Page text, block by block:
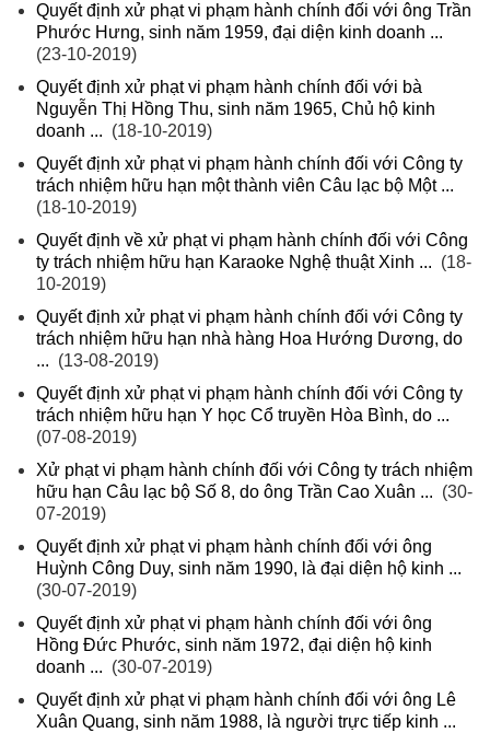
Quyết định xử phạt vi phạm hành chính đối với ông Trần
Phước Hưng, sinh năm 1959, đại diện kinh doanh ...
(23-10-2019)
Quyết định xử phạt vi phạm hành chính đối với bà
Nguyễn Thị Hồng Thu, sinh năm 1965, Chủ hộ kinh
doanh ... (18-10-2019)
Quyết định xử phạt vi phạm hành chính đối với Công ty
trách nhiệm hữu hạn một thành viên Câu lạc bộ Một ...
(18-10-2019)
Quyết định về xử phạt vi phạm hành chính đối với Công
ty trách nhiệm hữu hạn Karaoke Nghệ thuật Xinh ... (18-
10-2019)
Quyết định xử phạt vi phạm hành chính đối với Công ty
trách nhiệm hữu hạn nhà hàng Hoa Hướng Dương, do
... (13-08-2019)
Quyết định xử phạt vi phạm hành chính đối với Công ty
trách nhiệm hữu hạn Y học Cổ truyền Hòa Bình, do ...
(07-08-2019)
Xử phạt vi phạm hành chính đối với Công ty trách nhiệm
hữu hạn Câu lạc bộ Số 8, do ông Trần Cao Xuân ... (30-
07-2019)
Quyết định xử phạt vi phạm hành chính đối với ông
Huỳnh Công Duy, sinh năm 1990, là đại diện hộ kinh ...
(30-07-2019)
Quyết định xử phạt vi phạm hành chính đối với ông
Hồng Đức Phước, sinh năm 1972, đại diện hộ kinh
doanh ... (30-07-2019)
Quyết định xử phạt vi phạm hành chính đối với ông Lê
Xuân Quang, sinh năm 1988, là người trực tiếp kinh ...